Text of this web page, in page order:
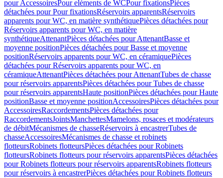
pour AccessoiresPour eléments de WCPour fixationsPièces
détachées pour Pour fixationsRéservoirs apparentsRéservoirs
apparents pour WC, en matière synthétiquePièces détachées pour
Réservoirs apparents pour WC, en matière
synthétiqueAttenantPièces détachées pour AttenantBasse et
moyenne positionPièces détachées pour Basse et moyenne
positionRéservoirs apparents pour WC, en céramiquePièces
détachées pour Réservoirs apparents pour WC, en
céramiqueAttenantPièces détachées pour AttenantTubes de chasse
pour réservoirs apparentsPièces détachées pour Tubes de chasse
pour réservoirs apparentsHaute positionPièces détachées pour Haute
positionBasse et moyenne positionAccessoiresPièces détachées pour
AccessoiresRaccordementsPièces détachées pour
RaccordementsJointsManchettesMamelons, rosaces et modérateurs
de débitMécanismes de chasseRéservoirs à encastrerTubes de
chasseAccessoiresMécanismes de chasse et robinets
flotteursRobinets flotteursPièces détachées pour Robinets
flotteursRobinets flotteurs pour réservoirs apparentsPièces détachées
pour Robinets flotteurs pour réservoirs apparentsRobinets flotteurs
pour réservoirs à encastrerPièces détachées pour Robinets flotteurs